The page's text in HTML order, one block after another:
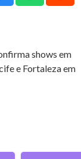
shows em
e Fortaleza em